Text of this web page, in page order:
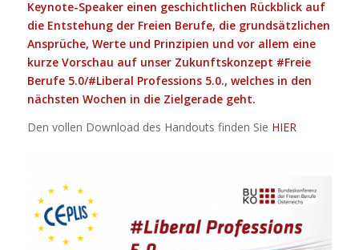
Keynote-Speaker einen geschichtlichen Rückblick auf
die Entstehung der Freien Berufe, die grundsätzlichen
Ansprüche, Werte und Prinzipien und vor allem eine
kurze Vorschau auf unser Zukunftskonzept #Freie
Berufe 5.0/#Liberal Professions 5.0., welches in den
nächsten Wochen in die Zielgerade geht.
Den vollen Download des Handouts finden Sie HIER